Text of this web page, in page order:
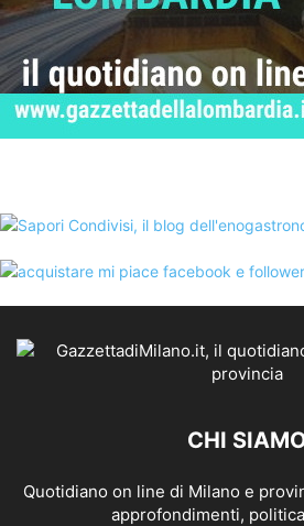
CHI
Quotidiano on line di Milano e
approfondimenti,